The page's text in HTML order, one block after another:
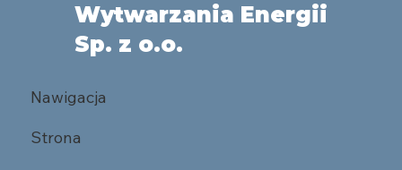
Wytwarzania Energii
Sp. z o.o.
Nawigacja
Strona